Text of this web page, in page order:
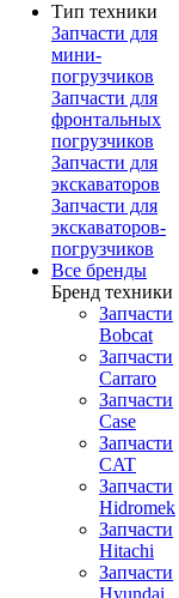
Тип техники
Запчасти для
мини-
погрузчиков
Запчасти для
фронтальных
погрузчиков
Запчасти для
экскаваторов
Запчасти для
экскаваторов-
погрузчиков
Все бренды
Бренд техники
Запчасти
Bobcat
Запчасти
Carraro
Запчасти
Case
Запчасти
CAT
Запчасти
Hidromek
Запчасти
Hitachi
Запчасти
Hyundai